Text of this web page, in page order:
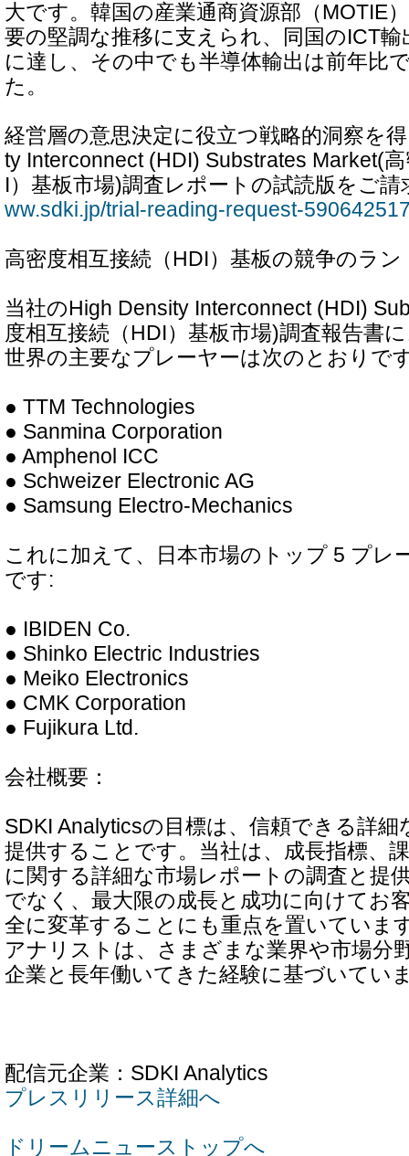
大です。韓国の産業通商資源部（MOTIE
要の堅調な推移に支えられ、同国のICT
に達し、その中でも半導体輸出は前年比
た。
経営層の意思決定に役立つ戦略的洞察を
ty Interconnect (HDI) Substrates Market(
I）基板市場)調査レポートの試読版をご
ww.sdki.jp/trial-reading-request-
高密度相互接続（HDI）基板の競争のラ
当社のHigh Density Interconnect (HDI)
度相互接続（HDI）基板市場)調査報告書
世界の主要なプレーヤーは次のとおりで
● TTM Technologies
● Sanmina Corporation
● Amphenol ICC
● Schweizer Electronic AG
● Samsung Electro-Mechanics
これに加えて、日本市場のトップ 5 プレ
です:
● IBIDEN Co.
● Shinko Electric Industries
● Meiko Electronics
● CMK Corporation
● Fujikura Ltd.
会社概要：
SDKI Analyticsの目標は、信頼できる詳細
提供することです。当社は、成長指標、
に関する詳細な市場レポートの調査と提
でなく、最大限の成長と成功に向けてお
全に変革することにも重点を置いていま
アナリストは、さまざまな業界や市場分
企業と長年働いてきた経験に基づいてい
配信元企業：SDKI Analytics
プレスリリース詳細へ
ドリームニューストップへ